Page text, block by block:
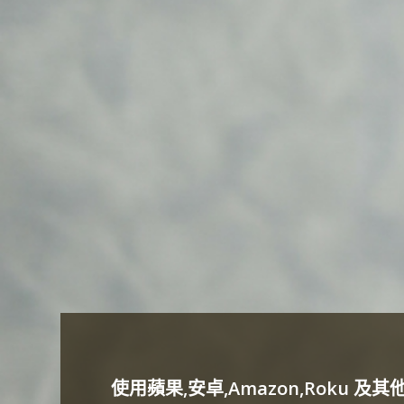
使用蘋果,安卓,Amazon,Roku 及其